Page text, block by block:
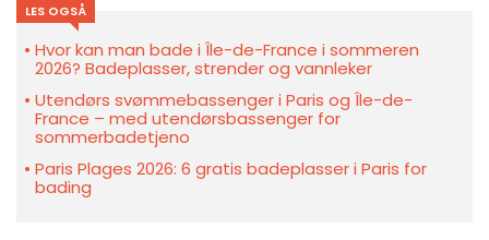
LES OGSÅ
Hvor kan man bade i Île-de-France i sommeren
2026? Badeplasser, strender og vannleker
Utendørs svømmebassenger i Paris og Île-de-
France – med utendørsbassenger for
sommerbadetjeno
Paris Plages 2026: 6 gratis badeplasser i Paris for
bading